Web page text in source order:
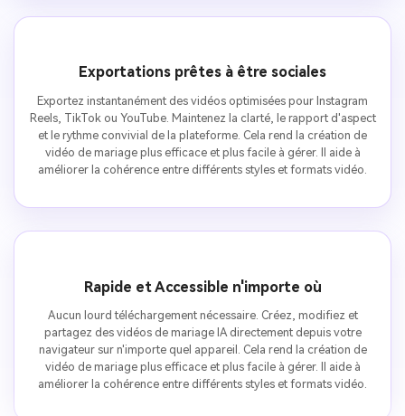
Exportations prêtes à être sociales
Exportez instantanément des vidéos optimisées pour Instagram
Reels, TikTok ou YouTube. Maintenez la clarté, le rapport d'aspect
et le rythme convivial de la plateforme. Cela rend la création de
vidéo de mariage plus efficace et plus facile à gérer. Il aide à
améliorer la cohérence entre différents styles et formats vidéo.
Rapide et Accessible n'importe où
Aucun lourd téléchargement nécessaire. Créez, modifiez et
partagez des vidéos de mariage IA directement depuis votre
navigateur sur n'importe quel appareil. Cela rend la création de
vidéo de mariage plus efficace et plus facile à gérer. Il aide à
améliorer la cohérence entre différents styles et formats vidéo.